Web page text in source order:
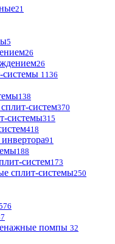
21
5
26
26
1136
138
систем370
системы315
418
91
188
систем173
сплит-системы250
помпы 32